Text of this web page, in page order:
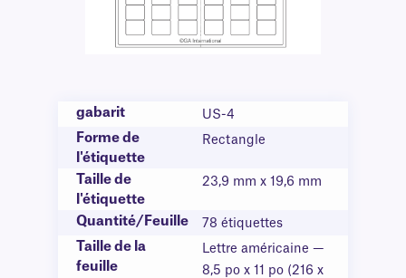
gabarit US-4
Forme de
l'étiquette
Rectangle
Taille de
l'étiquette
23,9 mm x 19,6 mm
Quantité/Feuille 78 étiquettes
Taille de la
feuille
Lettre américaine —
8,5 po x 11 po (216 x